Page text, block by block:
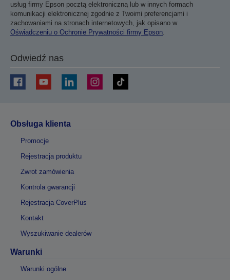
usług firmy Epson pocztą elektroniczną lub w innych formach
komunikacji elektronicznej zgodnie z Twoimi preferencjami i
zachowaniami na stronach internetowych, jak opisano w
Oświadczeniu o Ochronie Prywatności firmy Epson.
Odwiedź nas
Obsługa klienta
Promocje
Rejestracja produktu
Zwrot zamówienia
Kontrola gwarancji
Rejestracja CoverPlus
Kontakt
Wyszukiwanie dealerów
Warunki
Warunki ogólne